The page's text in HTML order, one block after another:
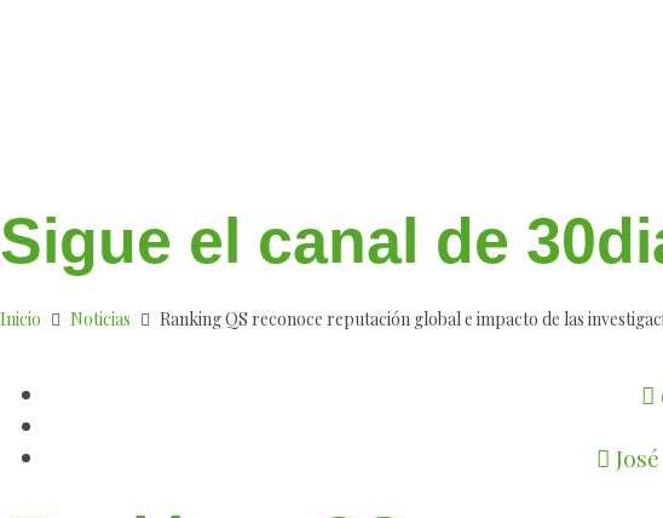
‎Sigue el canal de
Inicio Noticias Ranking QS reconoce reputación global e impacto de las